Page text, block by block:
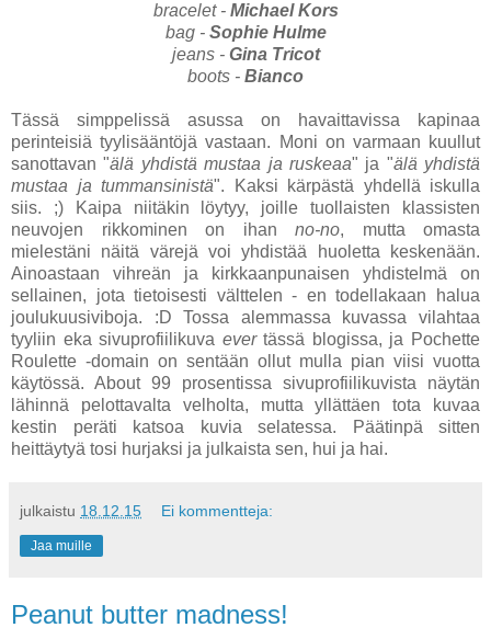
bracelet - Michael Kors
bag - Sophie Hulme
jeans - Gina Tricot
boots - Bianco
Tässä simppelissä asussa on havaittavissa kapinaa
perinteisiä tyylisääntöjä vastaan. Moni on varmaan kuullut
sanottavan "älä yhdistä mustaa ja ruskeaa" ja "älä yhdistä
mustaa ja tummansinistä". Kaksi kärpästä yhdellä iskulla
siis. ;) Kaipa niitäkin löytyy, joille tuollaisten klassisten
neuvojen rikkominen on ihan no-no, mutta omasta
mielestäni näitä värejä voi yhdistää huoletta keskenään.
Ainoastaan vihreän ja kirkkaanpunaisen yhdistelmä on
sellainen, jota tietoisesti välttelen - en todellakaan halua
joulukuusiviboja. :D Tossa alemmassa kuvassa vilahtaa
tyyliin eka sivuprofiilikuva evertässä blogissa, ja Pochette
Roulette -domain on sentään ollut mulla pian viisi vuotta
käytössä. About 99 prosentissa sivuprofiilikuvista näytän
lähinnä pelottavalta velholta, mutta yllättäen tota kuvaa
kestin peräti katsoa kuvia selatessa. Päätinpä sitten
heittäytyä tosi hurjaksi ja julkaista sen, hui ja hai.
julkaistu 18.12.15 Ei kommentteja:
Jaa muille
Peanut butter madness!